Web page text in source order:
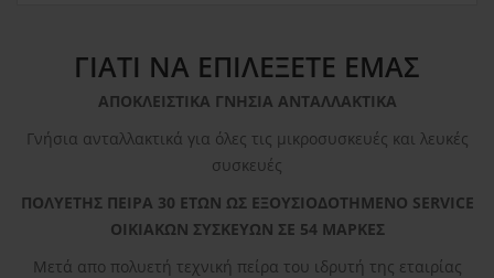
ΓΙΑΤΙ ΝΑ ΕΠΙΛΕΞΕΤΕ ΕΜΑΣ
ΑΠΟΚΛΕΙΣΤΙΚΑ ΓΝΗΣΙΑ ΑΝΤΑΛΛΑΚΤΙΚΑ
Γνήσια ανταλλακτικά για όλες τις μικροσυσκευές και λευκές
συσκευές
ΠΟΛΥΕΤΗΣ ΠΕΙΡΑ 30 ΕΤΩΝ ΩΣ ΕΞΟΥΣΙΟΔΟΤΗΜΕΝΟ SERVICE
ΟΙΚΙΑΚΩΝ ΣΥΣΚΕΥΩΝ ΣΕ 54 ΜΑΡΚΕΣ
Μετά απο πολυετή τεχνική πείρα του ιδρυτή της εταιρίας